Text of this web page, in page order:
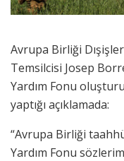
Avrupa Birliği
Temsilcisi Josep
Yardım Fonu
yaptığı açıklamada:
“Avrupa Birliği
Yardım Fonu